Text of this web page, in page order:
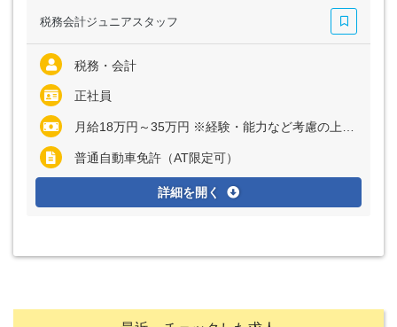
税務会計ジュニアスタッフ
税務・会計
正社員
月給18万円～35万円 ※経験・能力など考慮の上、決定いたします ※残業代は全額支給
普通自動車免許（AT限定可）
詳細を開く